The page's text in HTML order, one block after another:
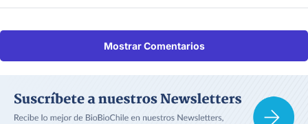
Mostrar Comentarios